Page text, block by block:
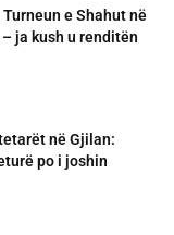
e Shahut në
ja kush u renditën
në Gjilan:
po i joshin